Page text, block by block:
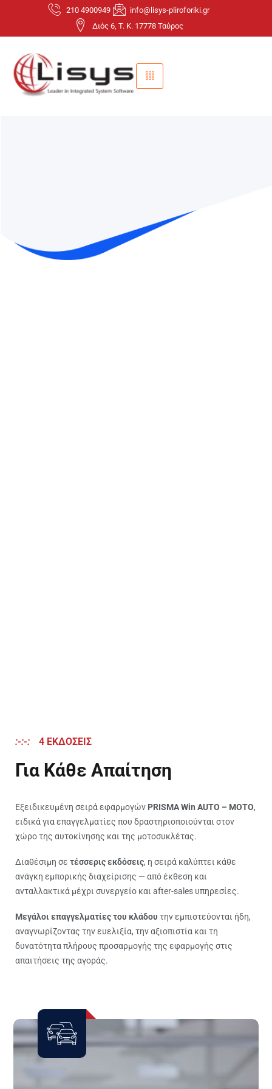
210 4900949
info@lisys-pliroforiki.gr
Διός 6, T. K. 17778 Ταύρος
:-:-: 4 ΕΚΔΟΣΕΙΣ
Για Κάθε Απαίτηση
Εξειδικευμένη σειρά εφαρμογών PRISMA Win AUTO – MOTO,
ειδικά για επαγγελματίες που δραστηριοποιούνται στον
χώρο της αυτοκίνησης και της μοτοσυκλέτας.
Διαθέσιμη σε τέσσερις εκδόσεις, η σειρά καλύπτει κάθε
ανάγκη εμπορικής διαχείρισης — από έκθεση και
ανταλλακτικά μέχρι συνεργείο και after-sales υπηρεσίες.
Μεγάλοι επαγγελματίες του κλάδου την εμπιστεύονται ήδη,
αναγνωρίζοντας την ευελιξία, την αξιοπιστία και τη
δυνατότητα πλήρους προσαρμογής της εφαρμογής στις
απαιτήσεις της αγοράς.